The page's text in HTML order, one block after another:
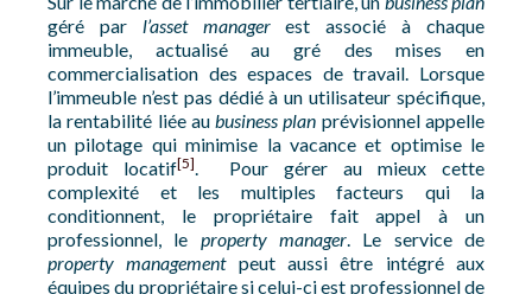
géré par l’asset managerest associé à chaque
immeuble, actualisé au gré des mises en
commercialisation des espaces de travail. Lorsque
l’immeuble n’est pas dédié à un utilisateur spécifique,
la rentabilité liée aubusiness plan prévisionnel appelle
un pilotage qui minimise la vacance et optimise le
produit locatif[5]. Pour gérer au mieux cette
complexité et les multiples facteurs qui la
conditionnent, le propriétaire fait appel à un
professionnel, le property manager. Le service de
property managementpeut aussi être intégré aux
équipes du propriétaire si celui-ci est professionnel de